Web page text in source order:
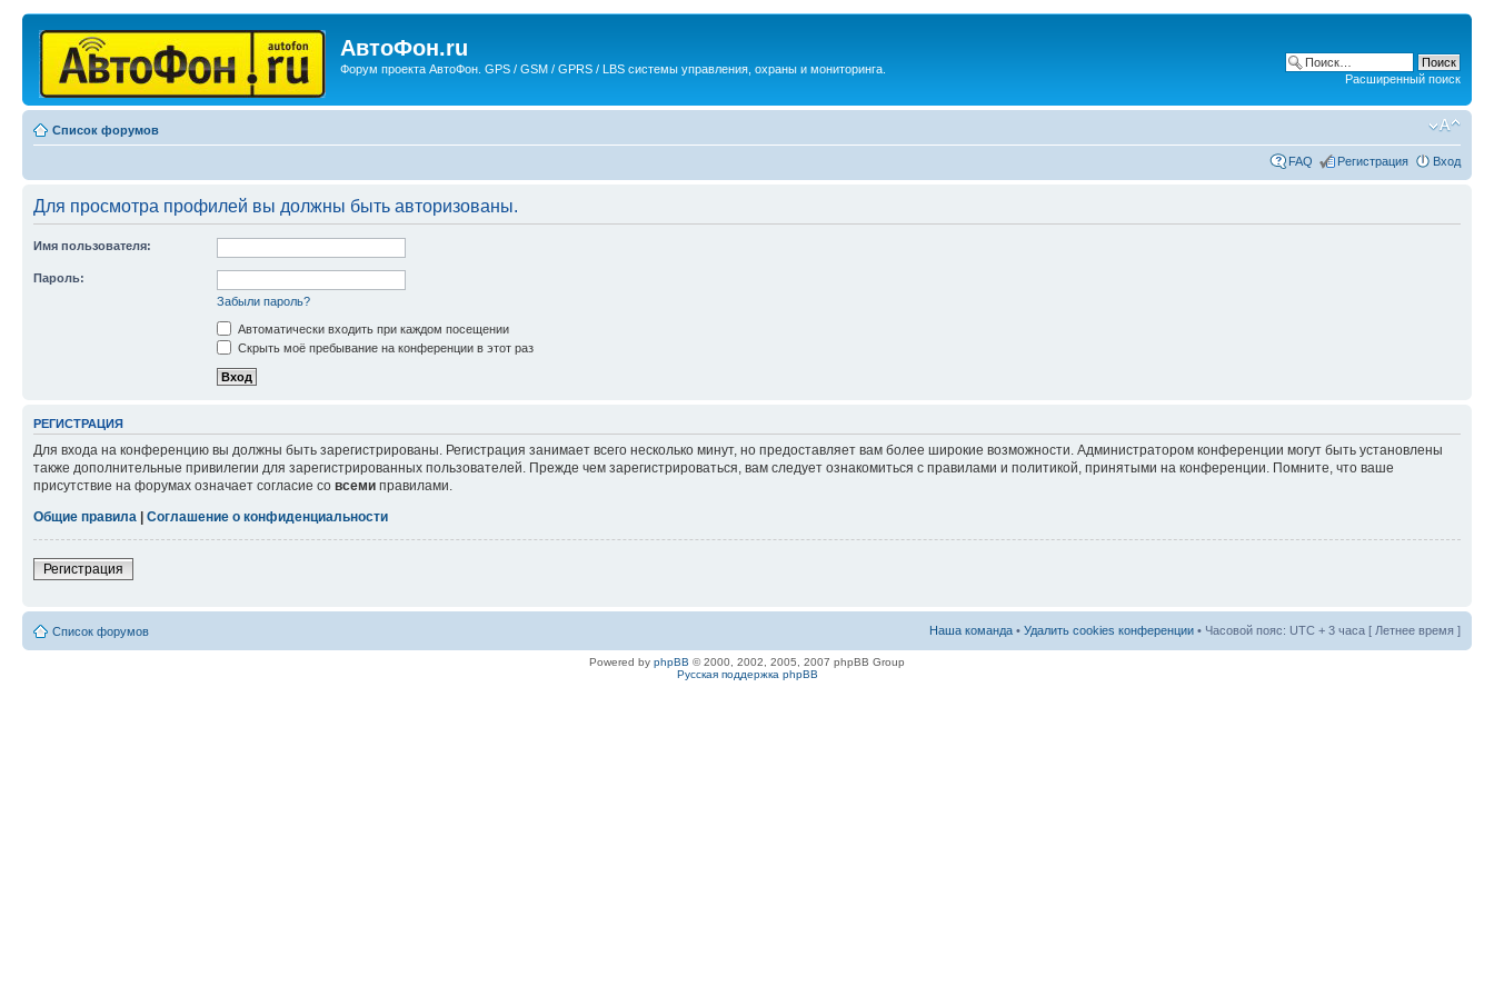
АвтоФон.ru
Форум проекта АвтоФон. GPS / GSM / GPRS / LBS системы управления, охраны и мониторинга.
Расширенный поиск
Список форумов
FAQ Регистрация Вход
Для просмотра профилей вы должны быть авторизованы.
Имя пользователя:
Пароль:
Забыли пароль?
Автоматически входить при каждом посещении
Скрыть моё пребывание на конференции в этот раз
РЕГИСТРАЦИЯ
Для входа на конференцию вы должны быть зарегистрированы. Регистрация занимает всего несколько минут, но предоставляет вам более широкие возможности. Администратором конференции могут быть установлены
также дополнительные привилегии для зарегистрированных пользователей. Прежде чем зарегистрироваться, вам следует ознакомиться с правилами и политикой, принятыми на конференции. Помните, что ваше
присутствие на форумах означает согласие со всеми правилами.
Общие правила | Соглашение о конфиденциальности
Регистрация
Список форумов Наша команда • Удалить cookies конференции • Часовой пояс: UTC + 3 часа [ Летнее время ]
Powered by phpBB © 2000, 2002, 2005, 2007 phpBB Group
Русская поддержка phpBB